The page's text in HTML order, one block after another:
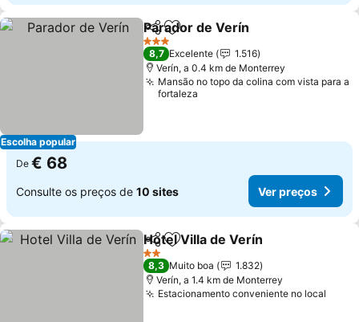
Escolha popular
PartilharAdicionar aos favoritos
Parador de Verín
3 Estrelas
8,7 Excelente
1.516
Verín, a 0.4 km de Monterrey
Mansão no topo da colina com vista para a
fortaleza
De € 68
Consulte os preços de 10 sites Ver preços
PartilharAdicionar aos favoritos
Hotel Villa de Verín
2 Estrelas
8,3 Muito boa
1.832
Verín, a 1.4 km de Monterrey
Estacionamento conveniente no local